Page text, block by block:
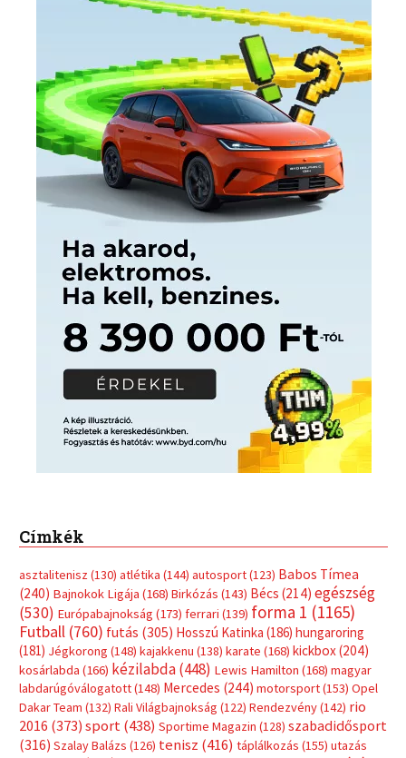
Címkék
asztalitenisz (130) atlétika (144) autosport(123) Babos Tímea
(240) Bajnokok Ligája (168) Birkózás (143) Bécs (214) egészség
(530) Európabajnokság (173) ferrari (139) forma 1 (1165)
Futball (760) futás (305) Hosszú Katinka (186) hungaroring
(181) Jégkorong (148) kajakkenu (138) karate (168) kickbox(204)
kosárlabda (166) kézilabda(448) Lewis Hamilton (168) magyar
labdarúgóválogatott(148) Mercedes (244) motorsport(153) Opel
Dakar Team (132) Rali Világbajnokság (122) Rendezvény(142) rio
2016 (373) sport(438) Sportime Magazin (128) szabadidősport
(316) Szalay Balázs (126) tenisz (416) táplálkozás (155) utazás